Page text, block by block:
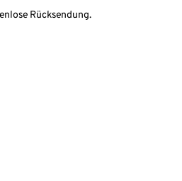
Rücksendung.